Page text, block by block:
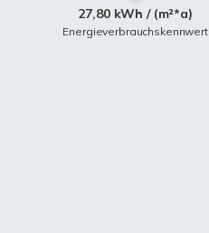
27,80 kWh / (m²*a)
Energieverbrauchskennwert